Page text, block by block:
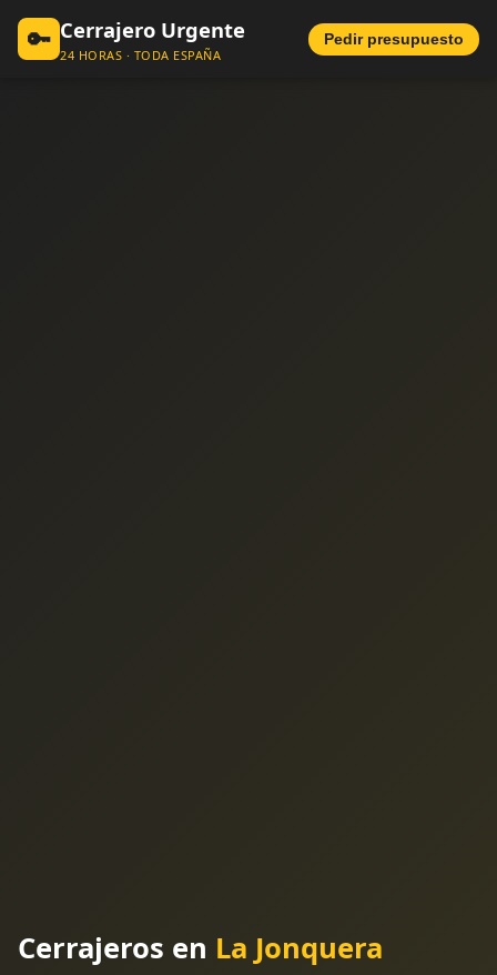
🔑 Cerrajero Urgente
24 HORAS · TODA ESPAÑA
Pedir presupuesto
Cerrajeros en La Jonquera